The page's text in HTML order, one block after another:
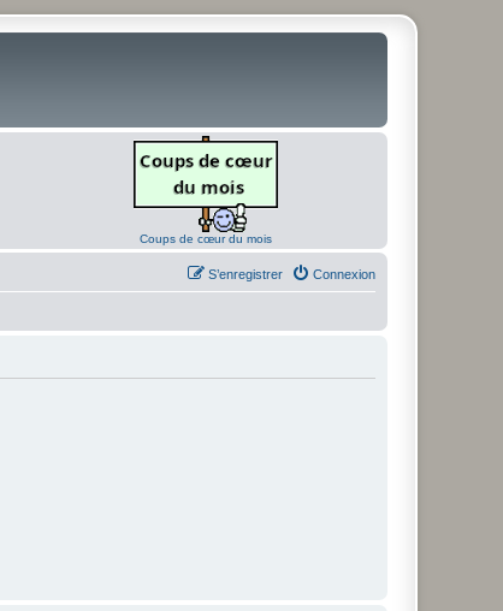
Coups de cœur du mois
Connexion
S’enregistrer